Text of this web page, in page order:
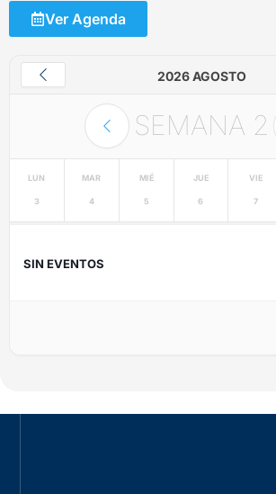
Ver Agenda
2026 AGOSTO
SEMANA 2
LUN
3
MAR
4
MIÉ
5
JUE
6
VIE
7
SIN EVENTOS